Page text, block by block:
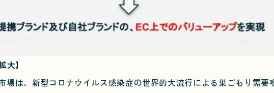
大】
は、新型コロナウイルス感染症の世界的大流行による巣ごもり需要